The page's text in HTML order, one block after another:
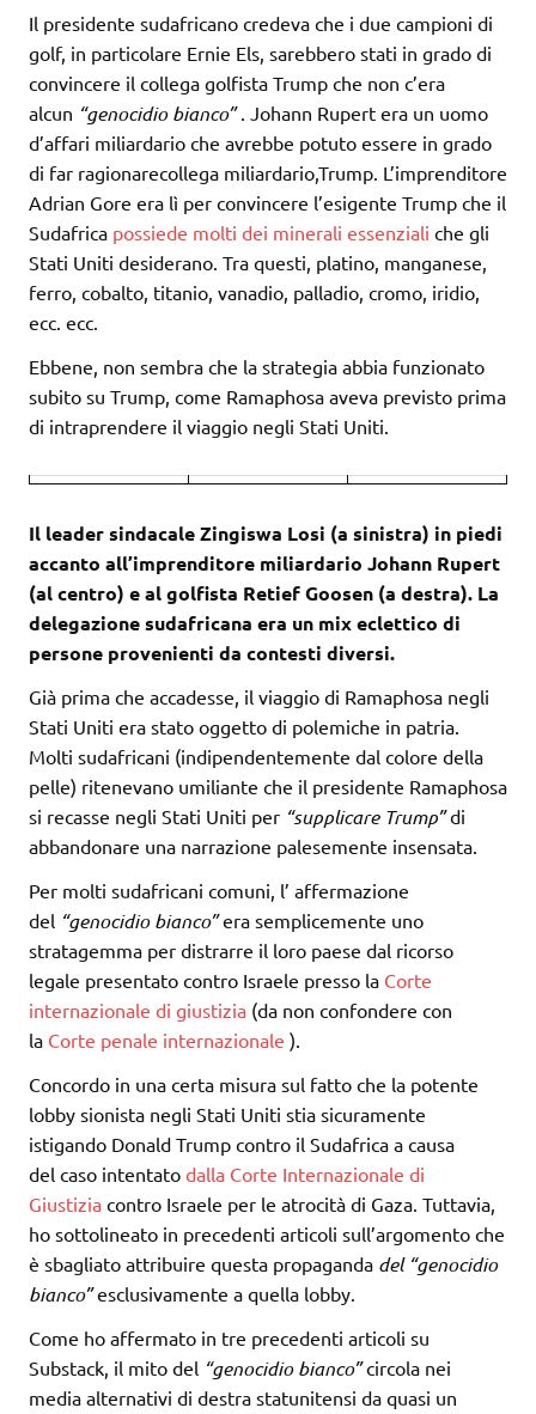
Il presidente sudafricano credeva che i due campioni di
golf, in particolare Ernie Els, sarebbero stati in grado di
convincere il collega golfista Trump che non c’era
alcun “genocidio bianco”. Johann Rupert era un uomo
d’affari miliardario che avrebbe potuto essere in grado
di far ragionarecollega miliardario,Trump. L’imprenditore
Adrian Gore era lì per convincere l’esigente Trump che il
Sudafrica possiede molti dei minerali essenziali che gli
Stati Uniti desiderano. Tra questi, platino, manganese,
ferro, cobalto, titanio, vanadio, palladio, cromo, iridio,
ecc. ecc.
Ebbene, non sembra che la strategia abbia funzionato
subito su Trump, come Ramaphosa aveva previsto prima
di intraprendere il viaggio negli Stati Uniti.
Il leader sindacale Zingiswa Losi (a sinistra) in piedi
accanto all’imprenditore miliardario Johann Rupert
(al centro) e al golfista Retief Goosen (a destra). La
delegazione sudafricana era un mix eclettico di
persone provenienti da contesti diversi.
Già prima che accadesse, il viaggio di Ramaphosa negli
Stati Uniti era stato oggetto di polemiche in patria.
Molti sudafricani (indipendentemente dal colore della
pelle) ritenevano umiliante che il presidente Ramaphosa
si recasse negli Stati Uniti per “supplicare Trump”di
abbandonare una narrazione palesemente insensata.
Per molti sudafricani comuni, l’ affermazione
del “genocidio bianco”era semplicemente uno
stratagemma per distrarre il loro paese dal ricorso
legale presentato contro Israele presso la Corte
internazionale di giustizia (da non confondere con
la Corte penale internazionale ).
Concordo in una certa misura sul fatto che la potente
lobby sionista negli Stati Uniti stia sicuramente
istigando Donald Trump contro il Sudafrica a causa
del caso intentato dalla Corte Internazionale di
Giustizia contro Israele per le atrocità di Gaza. Tuttavia,
ho sottolineato in precedenti articoli sull’argomento che
è sbagliato attribuire questa propaganda del “genocidio
bianco”esclusivamente a quella lobby.
Come ho affermato in tre precedenti articoli su
Substack, il mito del “genocidio bianco”circola nei
media alternativi di destra statunitensi da quasi un